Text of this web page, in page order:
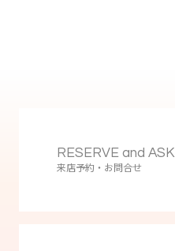
RESERVE and ASK
来店予約・お問合せ